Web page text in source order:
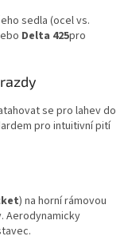
sedla (ocel vs.
Delta 425pro
se pro lahev do
pro intuitivní pití
) na horní rámovou
Aerodynamicky